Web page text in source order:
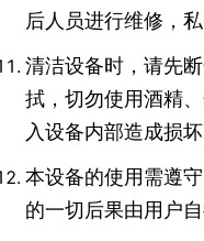
后人员进行维修，
清洁设备时，请先
拭，切勿使用酒精
入设备内部造成损坏
本设备的使用需遵
的一切后果由用户自